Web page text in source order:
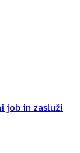
job in zasluži